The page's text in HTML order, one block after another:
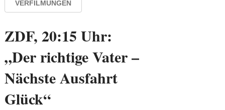
VERFILMUNGEN
ZDF, 20:15 Uhr:
„Der richtige Vater –
Nächste Ausfahrt
Glück“